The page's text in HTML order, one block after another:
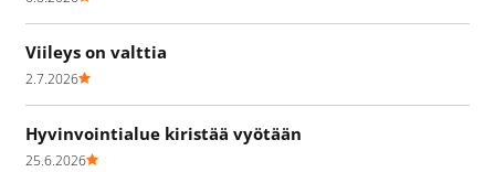
Viileys on valttia
2.7.2026
Hyvinvointialue kiristää vyötään
25.6.2026